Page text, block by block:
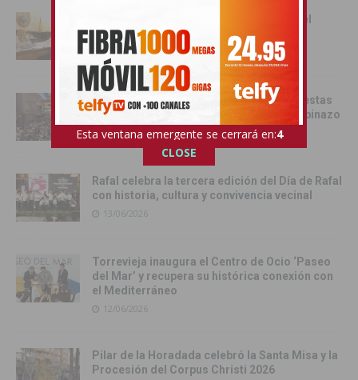
Las senadoras de la Vega Baja acercan el
Senado a la comarca
17/06/2026
Catral da el pistoletazo de salida a las fiestas
de San Juan 2026 con el Festival del Chupinazo
13/06/2026
Rafal celebra la tercera edición del Día de Rafal
con historia, cultura y convivencia vecinal
13/06/2026
Torrevieja inaugura el Centro de Ocio ‘Paseo
del Mar’ y recupera su histórica conexión con
el Mediterráneo
12/06/2026
Pilar de la Horadada celebró la Santa Misa y la
Procesión del Corpus Christi 2026
Esta ventana emergente se cerrará en:3
CLOSE